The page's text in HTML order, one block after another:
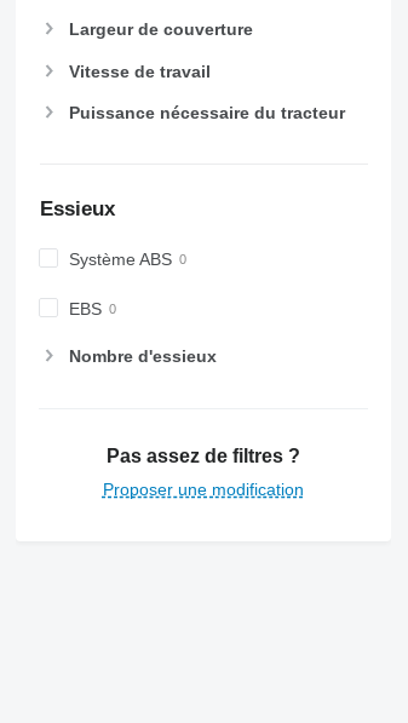
Largeur de couverture
Vitesse de travail
Puissance nécessaire du tracteur
Essieux
Système ABS
EBS
Nombre d'essieux
Pas assez de filtres ?
Proposer une modification